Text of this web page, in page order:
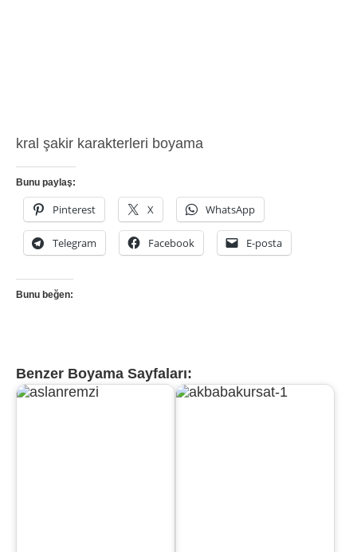
kral şakir karakterleri boyama
Bunu paylaş:
Pinterest X WhatsApp
Telegram Facebook E-posta
Bunu beğen:
Benzer Boyama Sayfaları: